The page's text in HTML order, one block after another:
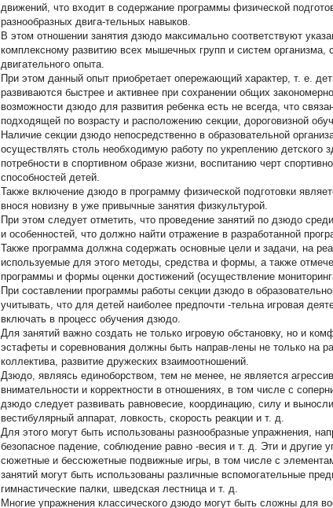
движений, что входит в содержание программы физической
разнообразных двига-тельных навыков.
В этом отношении занятия дзюдо максимально соответствуют
комплексному развитию всех мышечных групп и систем
двигательного опыта.
При этом данный опыт приобретает опережающий характер, т. е.
развиваются быстрее и активнее при сохранении общих
возможности дзюдо для развития ребенка есть не всегда, что
подходящей по возрасту и расположению секции, дороговизной
Наличие секции дзюдо непосредственно в образовательной
осуществлять столь необходимую работу по укреплению детского
потребности в спортивном образе жизни, воспитанию черт
способностей детей.
Также включение дзюдо в программу физической подготовки
внося новизну в уже привычные занятия физкультурой.
При этом следует отметить, что проведение занятий по дзюдо
и особенностей, что должно найти отражение в разработанной
Также программа должна содержать основные цели и задачи, на
используемые для этого методы, средства и формы, а также
программы и формы оценки достижений (осуществление
При составлении программы работы секции дзюдо в
учитывать, что для детей наиболее предпочти -тельна игровая
включать в процесс обучения дзюдо.
Для занятий важно создать не только игровую обстановку, но и
эстафеты и соревнования должны быть направ-лены не только на
коллектива, развитие дружеских взаимоотношений.
Дзюдо, являясь единоборством, тем не менее, не является
внимательности и корректности в отношениях, в том числе с
дзюдо следует развивать равновесие, координацию, силу и
вестибулярный аппарат, ловкость, скорость реакции и т. д.
Для этого могут быть использованы разнообразные упражнения,
безопасное падение, соблюдение равно -весия и т. д. Эти и другие
сюжетные и бессюжетные подвижные игры, в том числе с
занятий могут быть использованы различные вспомогательные
гимнастические палки, шведская лестница и т. д.
Многие упражнения классического дзюдо могут быть сложны для